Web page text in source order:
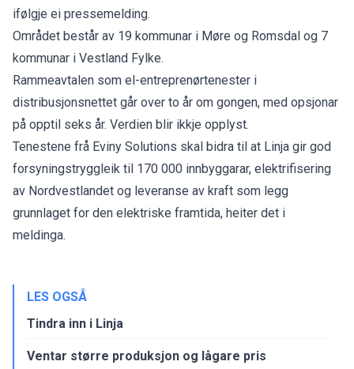
ifølgje ei pressemelding.
Området består av 19 kommunar i Møre og Romsdal og 7
kommunar i Vestland Fylke.
Rammeavtalen som el-entreprenørtenester i
distribusjonsnettet går over to år om gongen, med opsjonar
på opptil seks år. Verdien blir ikkje opplyst.
Tenestene frå Eviny Solutions skal bidra til at Linja gir god
forsyningstryggleik til 170 000 innbyggarar, elektrifisering
av Nordvestlandet og leveranse av kraft som legg
grunnlaget for den elektriske framtida, heiter det i
meldinga.
LES OGSÅ
Tindra inn i Linja
Ventar større produksjon og lågare pris